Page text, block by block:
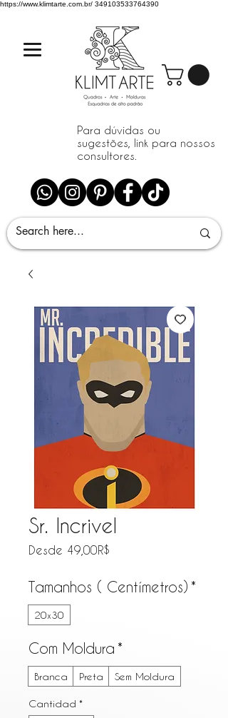
https://www.klimtarte.com.br/ 349103533764390
Para dúvidas ou
sugestões, link para nossos
consultores.
Sr. Incrivel
Desde 49,00R$
Tamanhos ( Centímetros) *
20x30
Com Moldura *
Branca Preta Sem Moldura
Cantidad *